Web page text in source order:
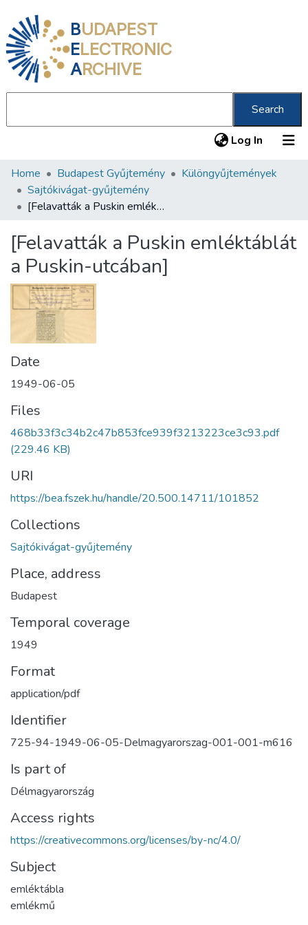
BUDAPEST
ELECTRONIC
ARCHIVE
Search
Log In (current)
Communities & Collections
All of DSpace
About us
Home Budapest Gyűjtemény
Különgyűjtemények
Sajtókivágat-gyűjtemény
[Felavatták a Puskin emléktáblát a Puskin-utcában]
[Felavatták a Puskin emléktáblát
a Puskin-utcában]
Date
1949-06-05
Files
468b33f3c34b2c47b853fce939f3213223ce3c93.pdf
(229.46 KB)
URI
https://bea.fszek.hu/handle/20.500.14711/101852
Collections
Sajtókivágat-gyűjtemény
Place, address
Budapest
Temporal coverage
1949
Format
application/pdf
Identifier
725-94-1949-06-05-Delmagyarorszag-001-001-m616
Is part of
Délmagyarország
Access rights
https://creativecommons.org/licenses/by-nc/4.0/
Subject
emléktábla
emlékmű